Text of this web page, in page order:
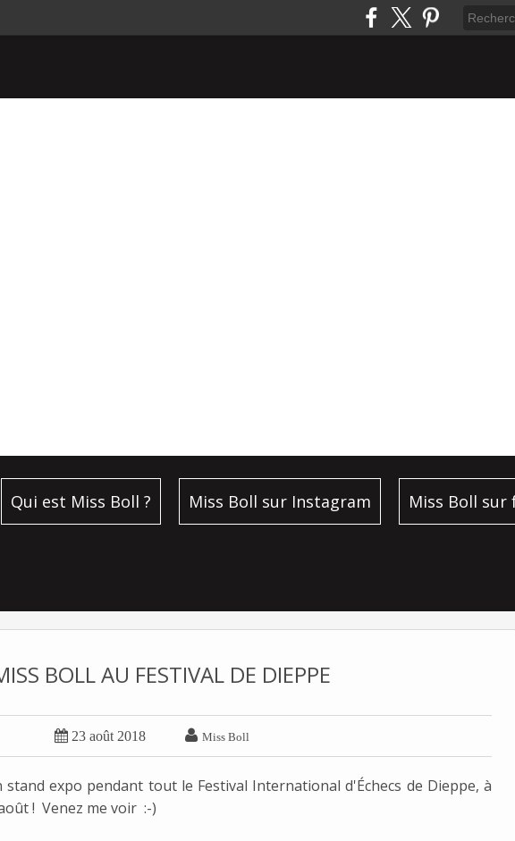
Qui est Miss Boll ? Miss Boll sur Instagram Miss Boll sur
BOLL AU FESTIVAL DE DIEPPE
 23 août 2018  Miss Boll
stand expo pendant tout le Festival International d'Échecs de Dieppe, à
! Venez me voir :-)